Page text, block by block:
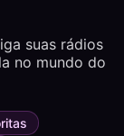
suas rádios
no mundo do